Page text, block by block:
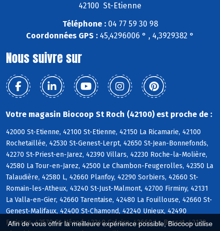
Afin de vous offrir la meilleure expérience possible, Biocoop utilise
42100 St-Etienne
Téléphone :04 77 59 30 98
Coordonnées GPS : 45,4296006 ° , 4,3929382 °
Nous suivre sur
Votre magasin Biocoop St Roch (42100) est proche de :
42000 St-Etienne, 42100 St-Etienne, 42150 La Ricamarie, 42100
Rochetaillée, 42530 St-Genest-Lerpt, 42650 St-Jean-Bonnefonds,
42270 St-Priest-en-Jarez, 42390 Villars, 42230 Roche-la-Molière,
42580 La Tour-en-Jarez, 42500 Le Chambon-Feugerolles, 42350 La
Talaudière, 42580 L, 42660 Planfoy, 42290 Sorbiers, 42660 St-
Romain-les-Atheux, 43240 St-Just-Malmont, 42700 Firminy, 42131
La Valla-en-Gier, 42660 Tarentaise, 42480 La Fouillouse, 42660 St-
Genest-Malifaux, 42400 St-Chamond, 42240 Unieux, 42490
Fraisses, 42570 St-Héand, 42240 Caloire, 42660 Le Bessat, 42170